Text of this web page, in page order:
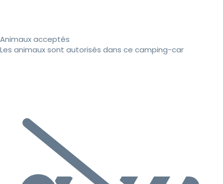
Animaux acceptés
Les animaux sont autorisés dans ce camping-car